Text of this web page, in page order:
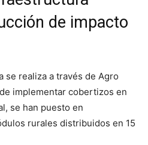
de impacto
se realiza a través de Agro
implementar cobertizos en
se han puesto en
rurales distribuidos en 15